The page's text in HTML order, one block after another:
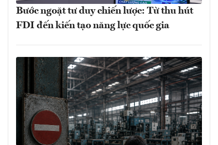
Bước ngoặt tư duy chiến lược: Từ thu hút
FDI đến kiến tạo năng lực quốc gia